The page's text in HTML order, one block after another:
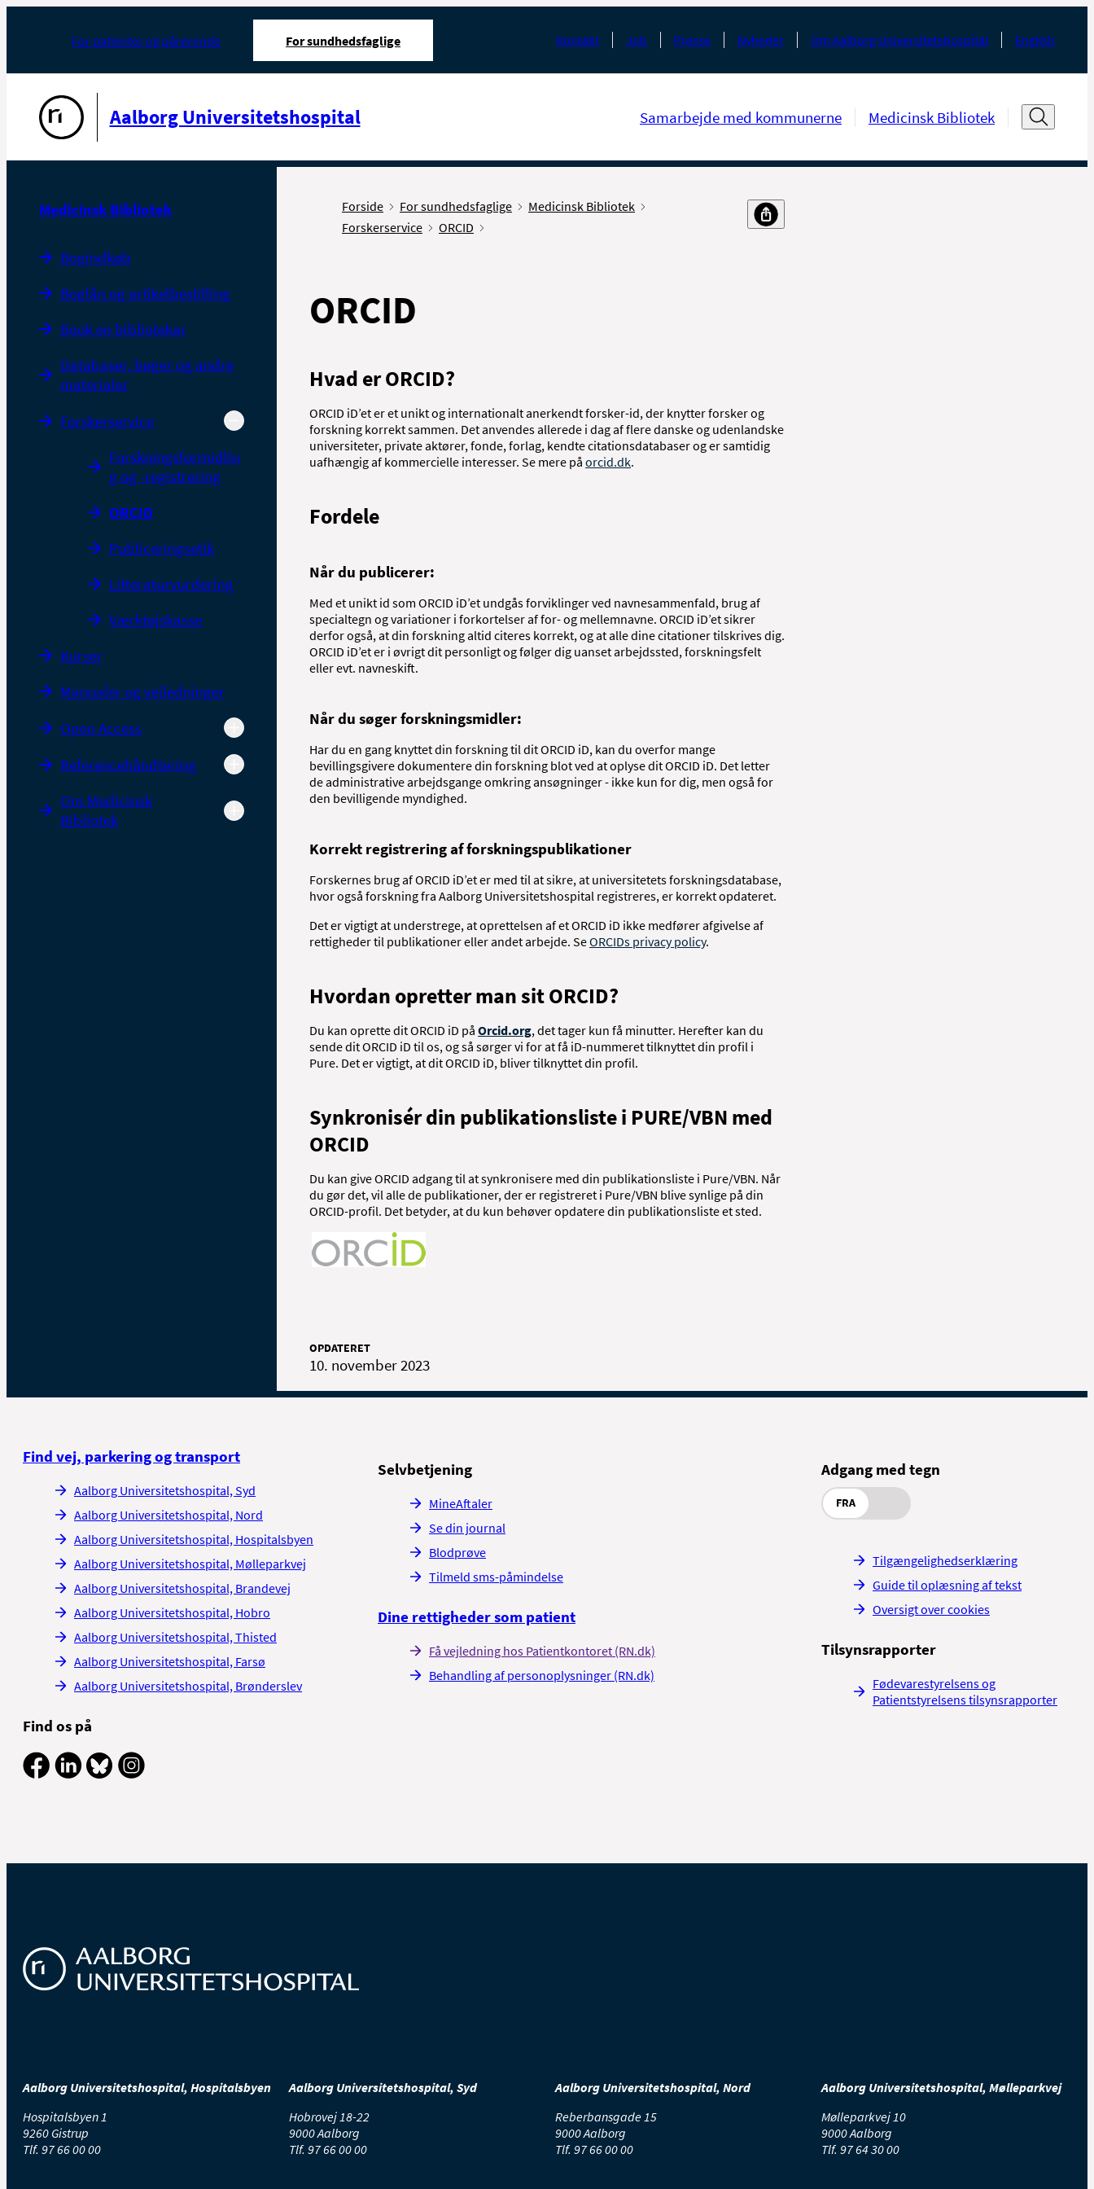
For patienter og pårørende For sundhedsfaglige Kontakt Job Presse Nyheder Om Aalborg Universitetshospital English
Aalborg Universitetshospital Samarbejde med kommunerne Medicinsk Bibliotek
Medicinsk Bibliotek
Bogindkøb
Boglån og artikelbestilling
Book en bibliotekar
Databaser, bøger og andre
materialer
Forskerservice
Forskningsformidlin
g og -registrering
ORCID
Publiceringsetik
Litteraturvurdering
Værktøjskasse
Kurser
Manualer og vejledninger
Open Access
Referencehåndtering
Om Medicinsk
Bibliotek
Forside For sundhedsfaglige
Medicinsk Bibliotek
Forskerservice
ORCID
ORCID
Hvad er ORCID?
ORCID iD’et er et unikt og internationalt anerkendt forsker-id, der knytter forsker og
forskning korrekt sammen. Det anvendes allerede i dag af flere danske og udenlandske
universiteter, private aktører, fonde, forlag, kendte citationsdatabaser og er samtidig
uafhængig af kommercielle interesser. Se mere på orcid.dk.
Fordele
Når du publicerer:
Med et unikt id som ORCID iD’et undgås forviklinger ved navnesammenfald, brug af
specialtegn og variationer i forkortelser af for- og mellemnavne. ORCID iD’et sikrer
derfor også, at din forskning altid citeres korrekt, og at alle dine citationer tilskrives dig.
ORCID iD’et er i øvrigt dit personligt og følger dig uanset arbejdssted, forskningsfelt
eller evt. navneskift.
Når du søger forskningsmidler:
Har du en gang knyttet din forskning til dit ORCID iD, kan du overfor mange
bevillingsgivere dokumentere din forskning blot ved at oplyse dit ORCID iD. Det letter
de administrative arbejdsgange omkring ansøgninger - ikke kun for dig, men også for
den bevilligende myndighed.
Korrekt registrering af forskningspublikationer
Forskernes brug af ORCID iD’et er med til at sikre, at universitetets forskningsdatabase,
hvor også forskning fra Aalborg Universitetshospital registreres, er korrekt opdateret.
Det er vigtigt at understrege, at oprettelsen af et ORCID iD ikke medfører afgivelse af
rettigheder til publikationer eller andet arbejde. SeORCIDs privacy policy.
Hvordan opretter man sit ORCID?
Du kan oprette dit ORCID iD på Orcid.org, det tager kun få minutter. Herefter kan du
sende dit ORCID iD til os, og så sørger vi for at få iD-nummeret tilknyttet din profil i
Pure. Det er vigtigt, at dit ORCID iD, bliver tilknyttet din profil.
Synkronisér din publikationsliste i PURE/VBN med
ORCID
Du kan give ORCID adgang til at synkronisere med din publikationsliste i Pure/VBN. Når
du gør det, vil alle de publikationer, der er registreret i Pure/VBN blive synlige på din
ORCID-profil. Det betyder, at du kun behøver opdatere din publikationsliste et sted.
OPDATERET
10. november 2023
Find vej, parkering og transport
Aalborg Universitetshospital, Syd
Aalborg Universitetshospital, Nord
Aalborg Universitetshospital, Hospitalsbyen
Aalborg Universitetshospital, Mølleparkvej
Aalborg Universitetshospital, Brandevej
Aalborg Universitetshospital, Hobro
Aalborg Universitetshospital, Thisted
Aalborg Universitetshospital, Farsø
Aalborg Universitetshospital, Brønderslev
Find os på
Selvbetjening
MineAftaler
Se din journal
Blodprøve
Tilmeld sms-påmindelse
Dine rettigheder som patient
Få vejledning hos Patientkontoret (RN.dk)
Behandling af personoplysninger (RN.dk)
Adgang med tegn
FRA
Tilgængelighedserklæring
Guide til oplæsning af tekst
Oversigt over cookies
Tilsynsrapporter
Fødevarestyrelsens og
Patientstyrelsens tilsynsrapporter
Aalborg Universitetshospital, Hospitalsbyen
Hospitalsbyen 1
9260 Gistrup
Tlf. 97 66 00 00
Aalborg Universitetshospital, Syd
Hobrovej 18-22
9000 Aalborg
Tlf. 97 66 00 00
Aalborg Universitetshospital, Nord
Reberbansgade 15
9000 Aalborg
Tlf. 97 66 00 00
Aalborg Universitetshospital, Mølleparkvej
Mølleparkvej 10
9000 Aalborg
Tlf. 97 64 30 00